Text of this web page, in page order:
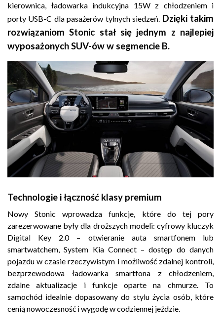
kierownica, ładowarka indukcyjna 15W z chłodzeniem i
porty USB-C dla pasażerów tylnych siedzeń. Dzięki takim
rozwiązaniom Stonic stał się jednym z najlepiej
wyposażonych SUV-ów w segmencie B.
Technologie i łączność klasy premium
Nowy Stonic wprowadza funkcje, które do tej pory
zarezerwowane były dla droższych modeli: cyfrowy kluczyk
Digital Key 2.0 – otwieranie auta smartfonem lub
smartwatchem, System Kia Connect – dostęp do danych
pojazdu w czasie rzeczywistym i możliwość zdalnej kontroli,
bezprzewodowa ładowarka smartfona z chłodzeniem,
zdalne aktualizacje i funkcje oparte na chmurze. To
samochód idealnie dopasowany do stylu życia osób, które
cenią nowoczesność i wygodę w codziennej jeździe.